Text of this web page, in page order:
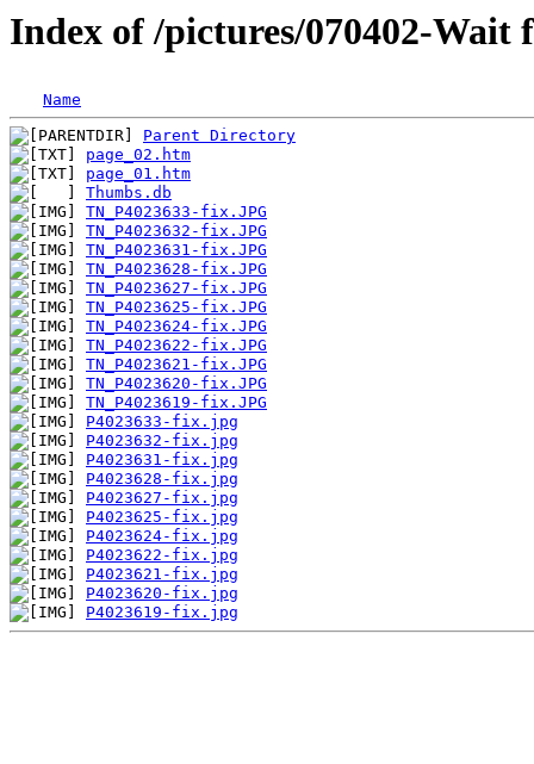
Index of /pictures/070402-Wait
Name
Parent Directory
page_02.htm
page_01.htm
Thumbs.db
TN_P4023633-fix.JPG
TN_P4023632-fix.JPG
TN_P4023631-fix.JPG
TN_P4023628-fix.JPG
TN_P4023627-fix.JPG
TN_P4023625-fix.JPG
TN_P4023624-fix.JPG
TN_P4023622-fix.JPG
TN_P4023621-fix.JPG
TN_P4023620-fix.JPG
TN_P4023619-fix.JPG
P4023633-fix.jpg
P4023632-fix.jpg
P4023631-fix.jpg
P4023628-fix.jpg
P4023627-fix.jpg
P4023625-fix.jpg
P4023624-fix.jpg
P4023622-fix.jpg
P4023621-fix.jpg
P4023620-fix.jpg
P4023619-fix.jpg